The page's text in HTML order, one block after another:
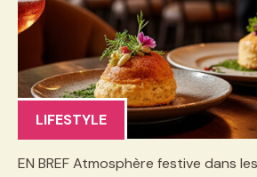
LIFESTYLE
EN BREF Atmosphère festive dans